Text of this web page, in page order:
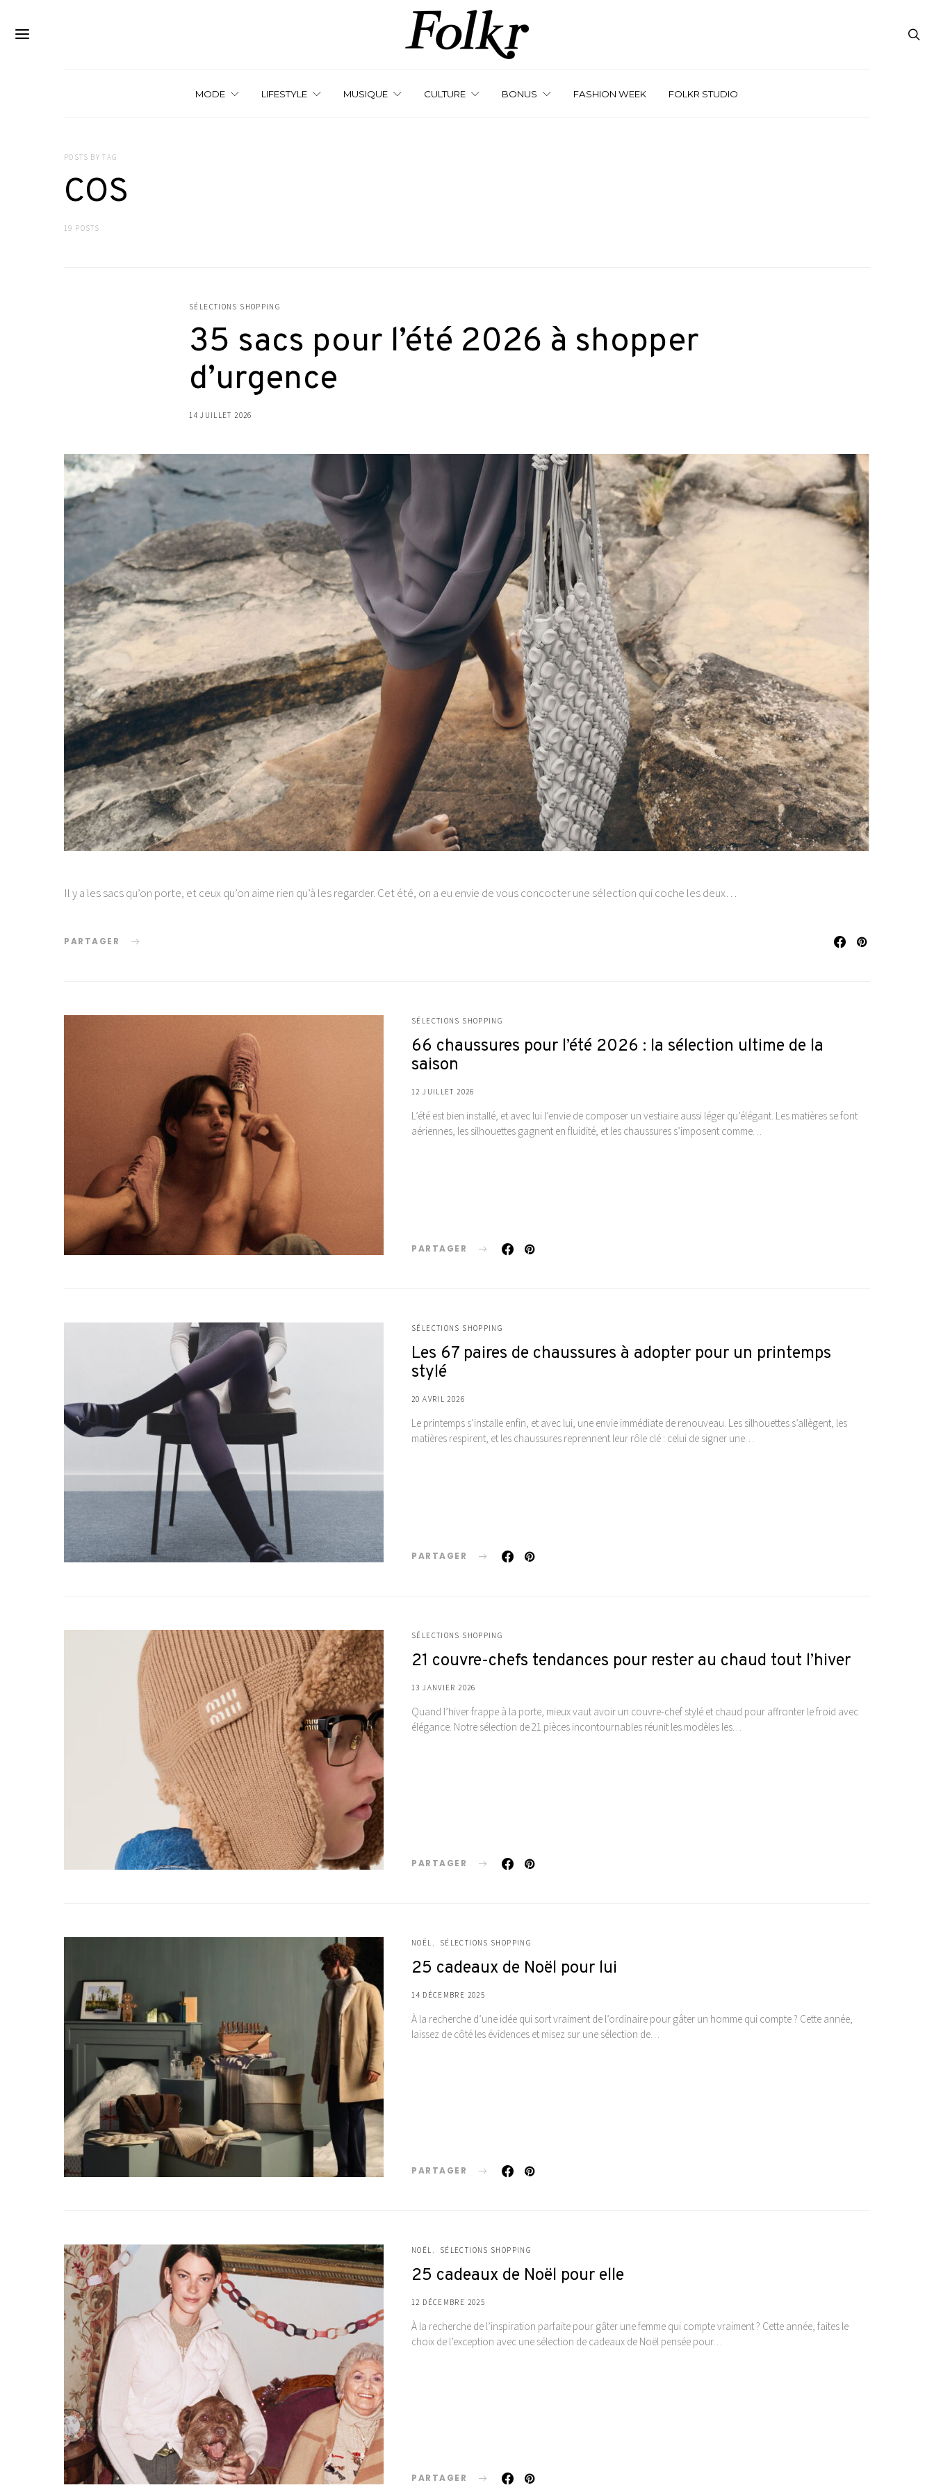
MODE LIFESTYLE MUSIQUE CULTURE BONUS FASHION WEEK FOLKR STUDIO
POSTS BY TAG
COS
19 POSTS
SÉLECTIONS SHOPPING
35 sacs pour l’été 2026 à shopper
d’urgence
14 JUILLET 2026
Il y a les sacs qu’on porte, et ceux qu’on aime rien qu’à les regarder. Cet été, on a eu envie de vous concocter une sélection qui coche les deux…
PARTAGER
SÉLECTIONS SHOPPING
66 chaussures pour l’été 2026 : la sélection ultime de la
saison
12 JUILLET 2026
L’été est bien installé, et avec lui l’envie de composer un vestiaire aussi léger qu’élégant. Les matières se font
aériennes, les silhouettes gagnent en fluidité, et les chaussures s’imposent comme…
PARTAGER
SÉLECTIONS SHOPPING
Les 67 paires de chaussures à adopter pour un printemps
stylé
20 AVRIL 2026
Le printemps s’installe enfin, et avec lui, une envie immédiate de renouveau. Les silhouettes s’allègent, les
matières respirent, et les chaussures reprennent leur rôle clé : celui de signer une…
PARTAGER
SÉLECTIONS SHOPPING
21 couvre-chefs tendances pour rester au chaud tout l’hiver
13 JANVIER 2026
Quand l’hiver frappe à la porte, mieux vaut avoir un couvre-chef stylé et chaud pour affronter le froid avec
élégance. Notre sélection de 21 pièces incontournables réunit les modèles les…
PARTAGER
NOËL SÉLECTIONS SHOPPING
25 cadeaux de Noël pour lui
14 DÉCEMBRE 2025
À la recherche d’une idée qui sort vraiment de l’ordinaire pour gâter un homme qui compte ? Cette année,
laissez de côté les évidences et misez sur une sélection de…
PARTAGER
NOËL SÉLECTIONS SHOPPING
25 cadeaux de Noël pour elle
12 DÉCEMBRE 2025
À la recherche de l’inspiration parfaite pour gâter une femme qui compte vraiment ? Cette année, faites le
choix de l’exception avec une sélection de cadeaux de Noël pensée pour…
PARTAGER